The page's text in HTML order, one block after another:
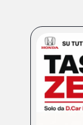
Hybrid &
Hybrid